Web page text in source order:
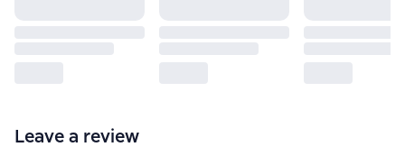
Leave a review